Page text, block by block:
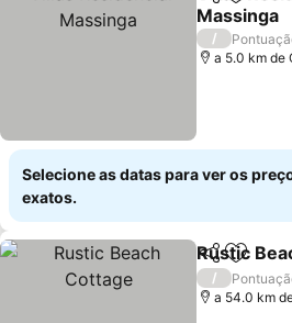
Massinga
Ver preços
/
a 5.0 km de
Selecione as datas para ver os
exatos.
Partilhar
Rustic
/
a 54.0 km